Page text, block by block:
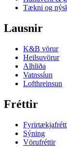
Tækni og
Lausnir
K&B vörur
Heilsuvörur
Alhliða
Vatnssíun
Lofthreinsun
Fréttir
Sýning
Vörufréttir